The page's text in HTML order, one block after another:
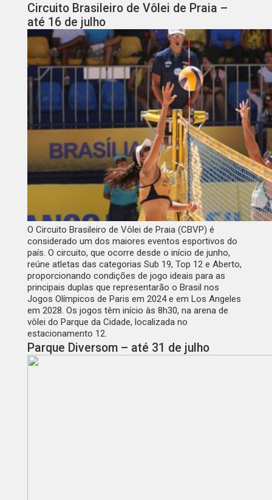
Circuito Brasileiro de Vôlei de Praia –
até 16 de julho
O Circuito Brasileiro de Vôlei de Praia (CBVP) é
considerado um dos maiores eventos esportivos do
país. O circuito, que ocorre desde o início de junho,
reúne atletas das categorias Sub 19, Top 12 e Aberto,
proporcionando condições de jogo ideais para as
principais duplas que representarão o Brasil nos
Jogos Olímpicos de Paris em 2024 e em Los Angeles
em 2028. Os jogos têm início às 8h30, na arena de
vôlei do Parque da Cidade, localizada no
estacionamento 12.
Parque Diversom – até 31 de julho